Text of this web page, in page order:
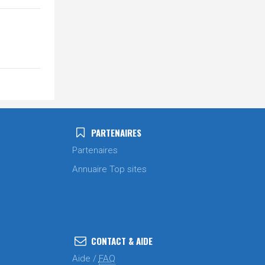
PARTENAIRES
Partenaires
Annuaire Top sites
CONTACT & AIDE
Aide / FAQ